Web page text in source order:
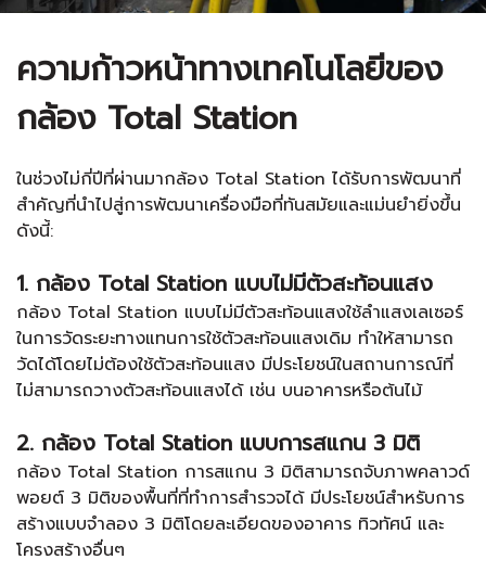
ความก้าวหน้าทางเทคโนโลยีของ
กล้อง Total Station
ในช่วงไม่กี่ปีที่ผ่านมากล้อง Total Station ได้รับการพัฒนาที่
สำคัญที่นำไปสู่การพัฒนาเครื่องมือที่ทันสมัยและแม่นยำยิ่งขึ้น
ดังนี้:
1. กล้อง Total Station แบบไม่มีตัวสะท้อนแสง
กล้อง Total Station แบบไม่มีตัวสะท้อนแสงใช้ลำแสงเลเซอร์
ในการวัดระยะทางแทนการใช้ตัวสะท้อนแสงเดิม ทำให้สามารถ
วัดได้โดยไม่ต้องใช้ตัวสะท้อนแสง มีประโยชน์ในสถานการณ์ที่
ไม่สามารถวางตัวสะท้อนแสงได้ เช่น บนอาคารหรือต้นไม้
2. กล้อง Total Station แบบการสแกน 3 มิติ
กล้อง Total Station การสแกน 3 มิติสามารถจับภาพคลาวด์
พอยต์ 3 มิติของพื้นที่ที่ทำการสำรวจได้ มีประโยชน์สำหรับการ
สร้างแบบจำลอง 3 มิติโดยละเอียดของอาคาร ทิวทัศน์ และ
โครงสร้างอื่นๆ